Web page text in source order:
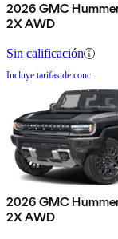
2026 GMC
2X AWD
Sin calificación
Incluye tarifas de conc.
2026 GMC
2X AWD